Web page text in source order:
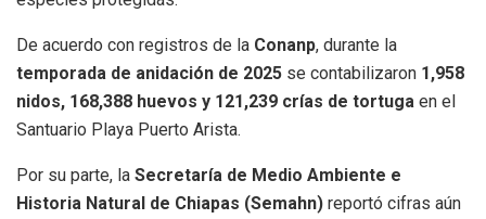
De acuerdo con registros de la Conanp, durante la
temporada de anidación de 2025 se contabilizaron 1,958
nidos, 168,388 huevos y 121,239 crías de tortuga en el
Santuario Playa Puerto Arista.
Por su parte, la Secretaría de Medio Ambiente e
Historia Natural de Chiapas (Semahn) reportó cifras aún